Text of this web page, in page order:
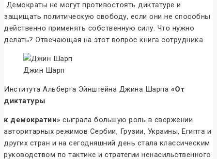
Демократы не могут противостоять диктатуре и
защищать политическую свободу, если они не способны
действенно применять собственную силу. Что нужно
делать? Отвечающая на этот вопрос книга сотрудника
Джин Шарп
Института Альберта Эйнштейна Джина Шарпа «От
диктатуры
к демократии» сыграла большую роль в свержении
авторитарных режимов Сербии, Грузии, Украины, Египта и
других стран и на сегодняшний день стала классическим
руководством по тактике и стратегии ненасильственного